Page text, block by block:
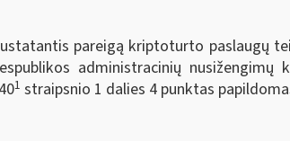
pareigą kriptoturto paslaugų
administracinių nusižengimų
1 straipsnio 1 dalies 4 punktas